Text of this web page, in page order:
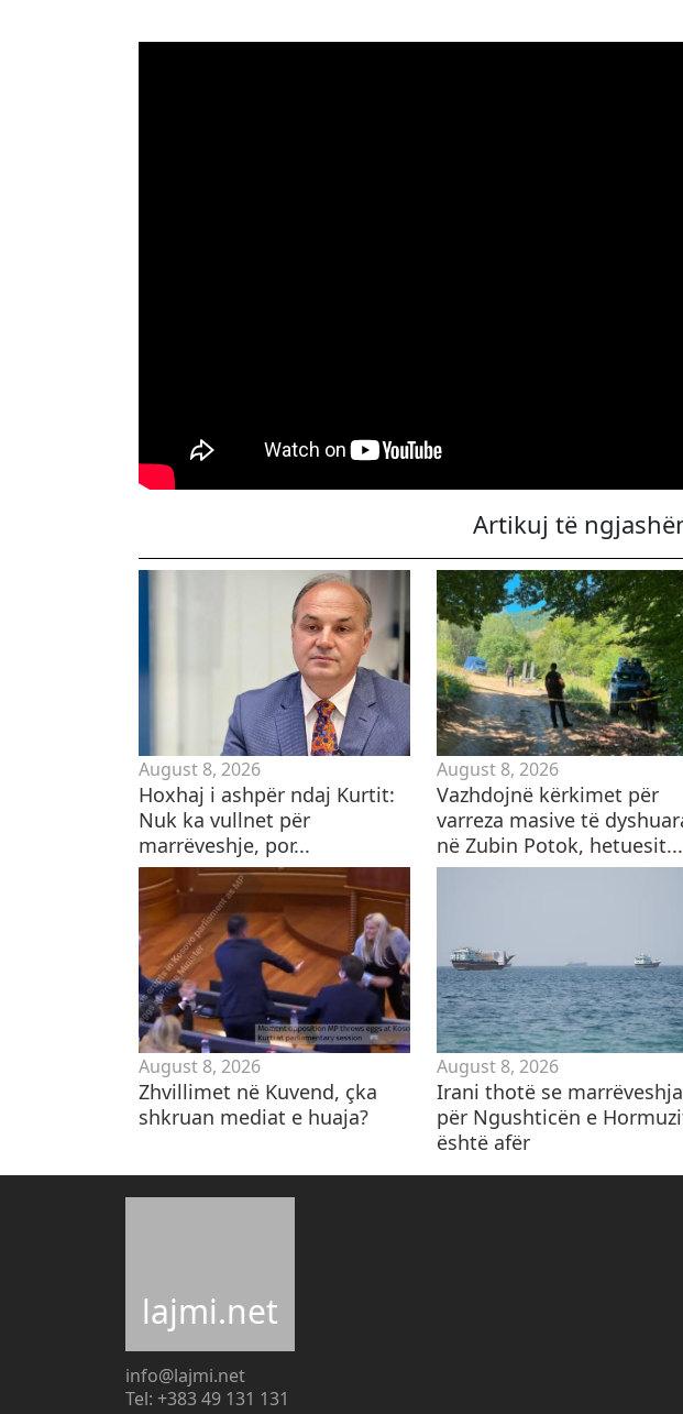
Artikuj të
August 8, 2026
Hoxhaj i ashpër ndaj Kurtit:
Nuk ka vullnet për
marrëveshje, por...
August 8, 2026
Vazhdojnë kërkimet për
varreza masive të
në Zubin Potok, hetuesit...
August 8, 2026
Zhvillimet në Kuvend, çka
shkruan mediat e huaja?
August 8, 2026
Irani thotë se marrëveshja
për Ngushticën e
është afër
lajmi.net
info@lajmi.net
Tel: +383 49 131 131